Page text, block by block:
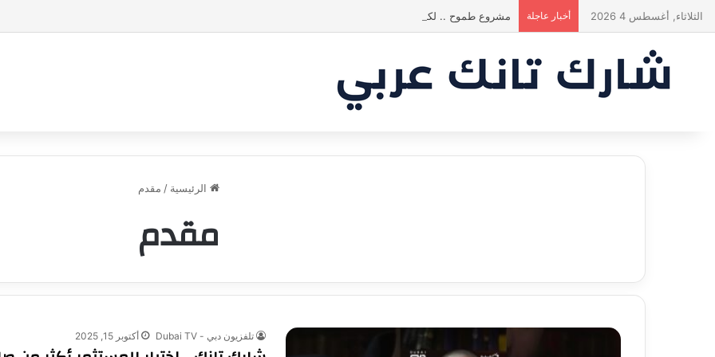
الثلاثاء, أغسطس 4 2026 أخبار عاجلة مشروع طموح .. لكن التقييم كان أكبر من أن يقنع الشاركس | #شارك تانك لعراق
الرئيسية / مقدم
مقدم
تلفزيون دبي - Dubai TV أكتوبر 15, 2025